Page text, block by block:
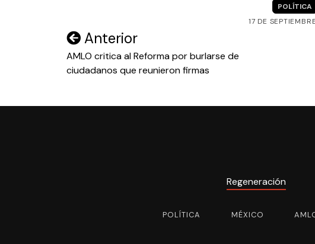
POLÍTICA
17 DE
Navegación
de
entradas
Anterior
AMLO critica al Reforma por burlarse de
ciudadanos que reunieron firmas
Regeneración
POLÍTICA MÉXICO